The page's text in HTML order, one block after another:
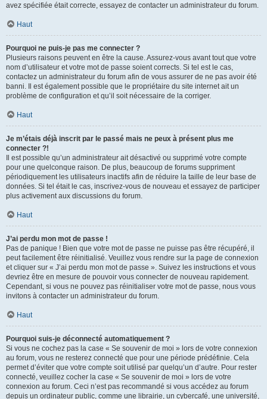
avez spécifiée était correcte, essayez de contacter un administrateur du forum.
Haut
Pourquoi ne puis-je pas me connecter ?
Plusieurs raisons peuvent en être la cause. Assurez-vous avant tout que votre
nom d’utilisateur et votre mot de passe soient corrects. Si tel est le cas,
contactez un administrateur du forum afin de vous assurer de ne pas avoir été
banni. Il est également possible que le propriétaire du site internet ait un
problème de configuration et qu’il soit nécessaire de la corriger.
Haut
Je m’étais déjà inscrit par le passé mais ne peux à présent plus me
connecter ?!
Il est possible qu’un administrateur ait désactivé ou supprimé votre compte
pour une quelconque raison. De plus, beaucoup de forums suppriment
périodiquement les utilisateurs inactifs afin de réduire la taille de leur base de
données. Si tel était le cas, inscrivez-vous de nouveau et essayez de participer
plus activement aux discussions du forum.
Haut
J’ai perdu mon mot de passe !
Pas de panique ! Bien que votre mot de passe ne puisse pas être récupéré, il
peut facilement être réinitialisé. Veuillez vous rendre sur la page de connexion
et cliquer sur « J’ai perdu mon mot de passe ». Suivez les instructions et vous
devriez être en mesure de pouvoir vous connecter de nouveau rapidement.
Cependant, si vous ne pouvez pas réinitialiser votre mot de passe, nous vous
invitons à contacter un administrateur du forum.
Haut
Pourquoi suis-je déconnecté automatiquement ?
Si vous ne cochez pas la case « Se souvenir de moi » lors de votre connexion
au forum, vous ne resterez connecté que pour une période prédéfinie. Cela
permet d’éviter que votre compte soit utilisé par quelqu’un d’autre. Pour rester
connecté, veuillez cocher la case « Se souvenir de moi » lors de votre
connexion au forum. Ceci n’est pas recommandé si vous accédez au forum
depuis un ordinateur public, comme une librairie, un cybercafé, une université,